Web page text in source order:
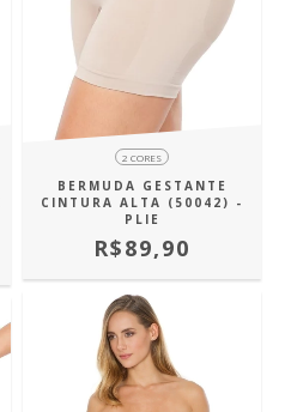
2 CORES
BERMUDA GESTANTE
CINTURA ALTA (50042) -
PLIE
R$89,90